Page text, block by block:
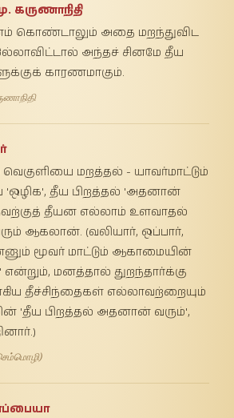
கருணாநிதி
கொண்டாலும் அதை மறந்துவிட
அந்தச் சினமே தீய
காரணமாகும்.
வெகுளியை மறத்தல் - யாவர்மாட்டும்
'ஒழிக', தீய பிறத்தல் 'அதனான்
தீயன எல்லாம் உளவாதல்
ஆகலான். (வலியார், ஒப்பார்,
மூவர் மாட்டும் ஆகாமையின்
என்றும், மனத்தால் துறந்தார்க்கு
தீச்சிந்தைகள் எல்லாவற்றையும்
'தீய பிறத்தல் அதனான் வரும்',